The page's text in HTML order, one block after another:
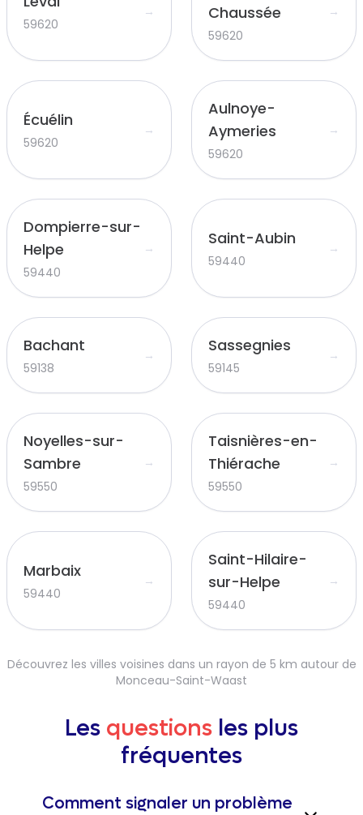
59620
→
Chaussée
59620
→
Écuélin
59620
→
Aulnoye-
Aymeries
59620
→
Dompierre-sur-
Helpe
59440
→ Saint-Aubin
59440
→
Bachant
59138
→ Sassegnies
59145
→
Noyelles-sur-
Sambre
59550
→
Taisnières-en-
Thiérache
59550
→
Marbaix
59440
→
Saint-Hilaire-
sur-Helpe
59440
→
Découvrez les villes voisines dans un rayon de 5 km autour de
Monceau-Saint-Waast
Les questions les plus
fréquentes
Comment signaler un problème